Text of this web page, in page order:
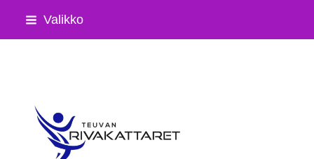
Siirry
Valikko
Teuvan Rivakattaret ry